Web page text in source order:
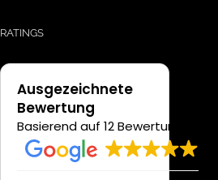
RATINGS
Ausgezeichnete
Bewertung
Basierend auf 12 Bewertungen